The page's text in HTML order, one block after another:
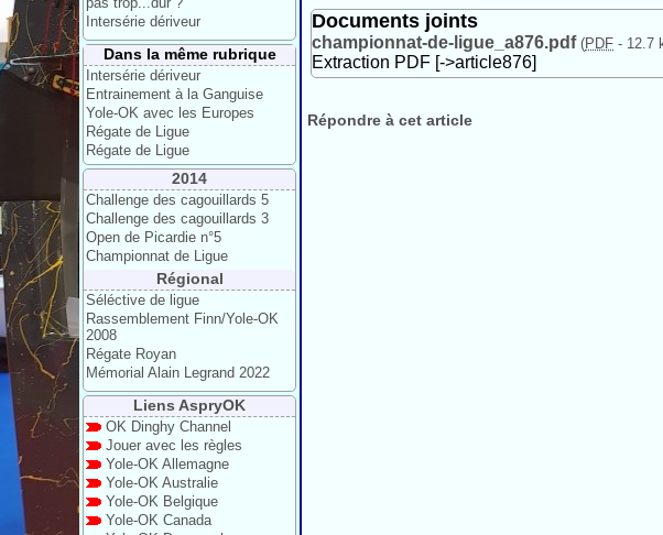
Intersérie dériveur
Dans la même rubrique
Intersérie dériveur
Entrainement à la Ganguise
Yole-OK avec les Europes
Régate de Ligue
Régate de Ligue
2014
Challenge des cagouillards 5
Challenge des cagouillards 3
Open de Picardie n°5
Championnat de Ligue
Régional
Séléctive de ligue
Rassemblement Finn/Yole-OK
2008
Régate Royan
Mémorial Alain Legrand 2022
Liens AspryOK
OK Dinghy Channel
Jouer avec les règles
Yole-OK Allemagne
Yole-OK Australie
Yole-OK Belgique
Yole-OK Canada
Documents joints
championnat-de-ligue_a876.pdf (PDF - 12.7
Extraction PDF [->article876]
Répondre à cet article